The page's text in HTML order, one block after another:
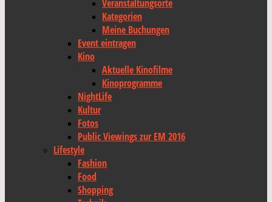
Veranstaltungsorte
Kategorien
Meine Buchungen
Event eintragen
Kino
Aktuelle Kinofilme
Kinoprogramme
NightLife
Kultur
Fotos
Public Viewings zur EM 2016
Lifestyle
Fashion
Food
Shopping